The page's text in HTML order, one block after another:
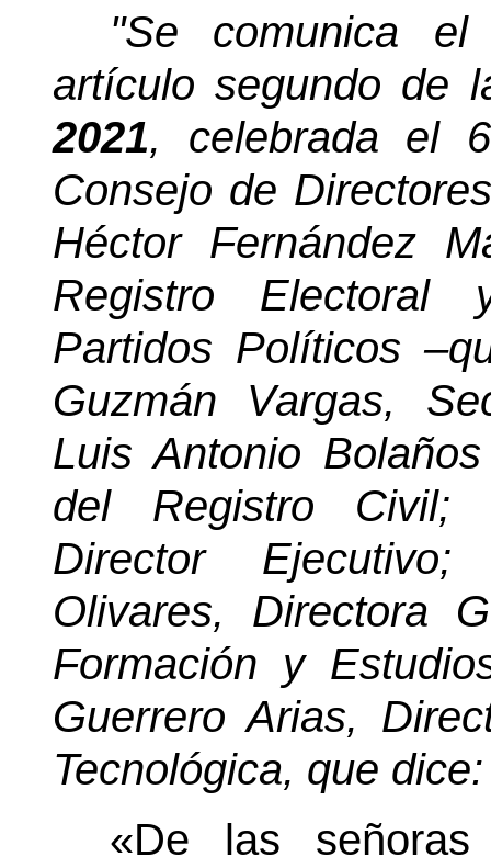
"Se comunica
artículo segundo de
2021, celebrada el
Consejo de
Héctor Fernández
Registro Electoral
Partidos Políticos
Guzmán Vargas,
Luis Antonio
del Registro Civil;
Director
Olivares, Directora
Formación y
Guerrero Arias,
Tecnológica, que dice:
«De las